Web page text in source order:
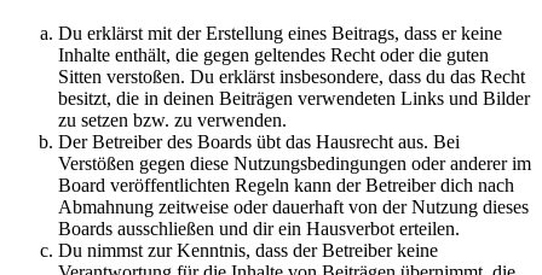
Du erklärst mit der Erstellung eines Beitrags, dass er keine
Inhalte enthält, die gegen geltendes Recht oder die guten
Sitten verstoßen. Du erklärst insbesondere, dass du das Recht
besitzt, die in deinen Beiträgen verwendeten Links und Bilder
zu setzen bzw. zu verwenden.
Der Betreiber des Boards übt das Hausrecht aus. Bei
Verstößen gegen diese Nutzungsbedingungen oder anderer im
Board veröffentlichten Regeln kann der Betreiber dich nach
Abmahnung zeitweise oder dauerhaft von der Nutzung dieses
Boards ausschließen und dir ein Hausverbot erteilen.
Du nimmst zur Kenntnis, dass der Betreiber keine